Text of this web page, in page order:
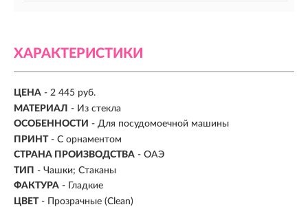
ХАРАКТЕРИСТИКИ
ЦЕНА - 2 445 руб.
МАТЕРИАЛ - Из стекла
ОСОБЕННОСТИ - Для посудомоечной машины
ПРИНТ - С орнаментом
СТРАНА ПРОИЗВОДСТВА - ОАЭ
ТИП - Чашки; Стаканы
ФАКТУРА - Гладкие
ЦВЕТ - Прозрачные (Clean)